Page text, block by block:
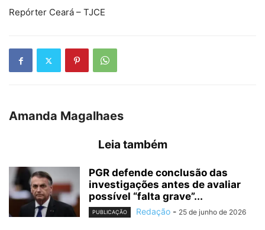
Repórter Ceará – TJCE
Amanda Magalhaes
Leia também
PGR defende conclusão das
investigações antes de avaliar
possível “falta grave”...
PUBLICAÇÃO Redação - 25 de junho de 2026